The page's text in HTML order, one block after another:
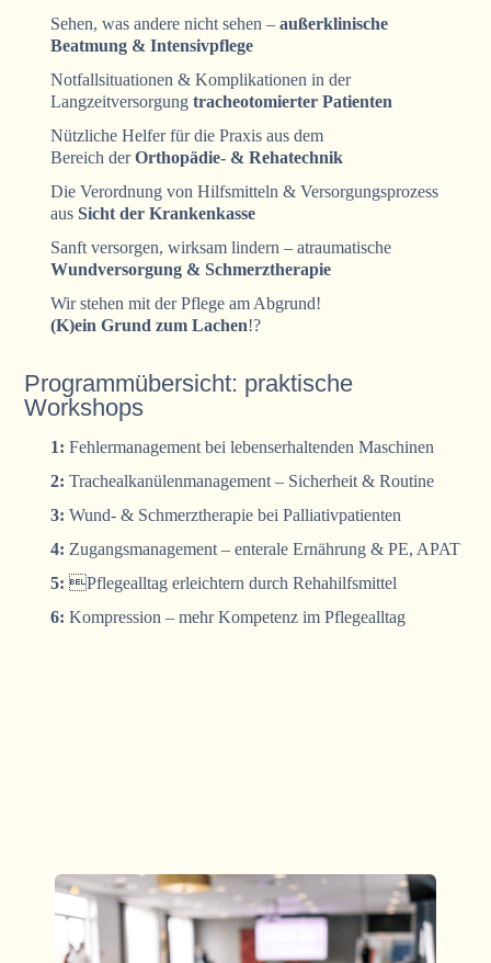
Sehen, was andere nicht sehen –außerklinische
Beatmung & Intensivpflege
Notfallsituationen & Komplikationen in der
Langzeitversorgungtracheotomierter Patienten
Nützliche Helfer für die Praxis aus dem
Bereich derOrthopädie- & Rehatechnik
Die Verordnung von Hilfsmitteln & Versorgungsprozess
ausSicht der Krankenkasse
Sanft versorgen, wirksam lindern – atraumatische
Wundversorgung & Schmerztherapie
Wir stehen mit der Pflege am Abgrund!
(K)ein Grund zum Lachen!?
Programmübersicht: praktische
Workshops
1:Fehlermanagement bei lebenserhaltenden Maschinen
2:Trachealkanülenmanagement – Sicherheit & Routine
3:Wund- & Schmerztherapie bei Palliativpatienten
4: Zugangsmanagement – enterale Ernährung & PE, APAT
5: Pflegealltag erleichtern durch Rehahilfsmittel
6:Kompression – mehr Kompetenz im Pflegealltag